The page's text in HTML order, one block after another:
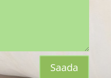
Saada